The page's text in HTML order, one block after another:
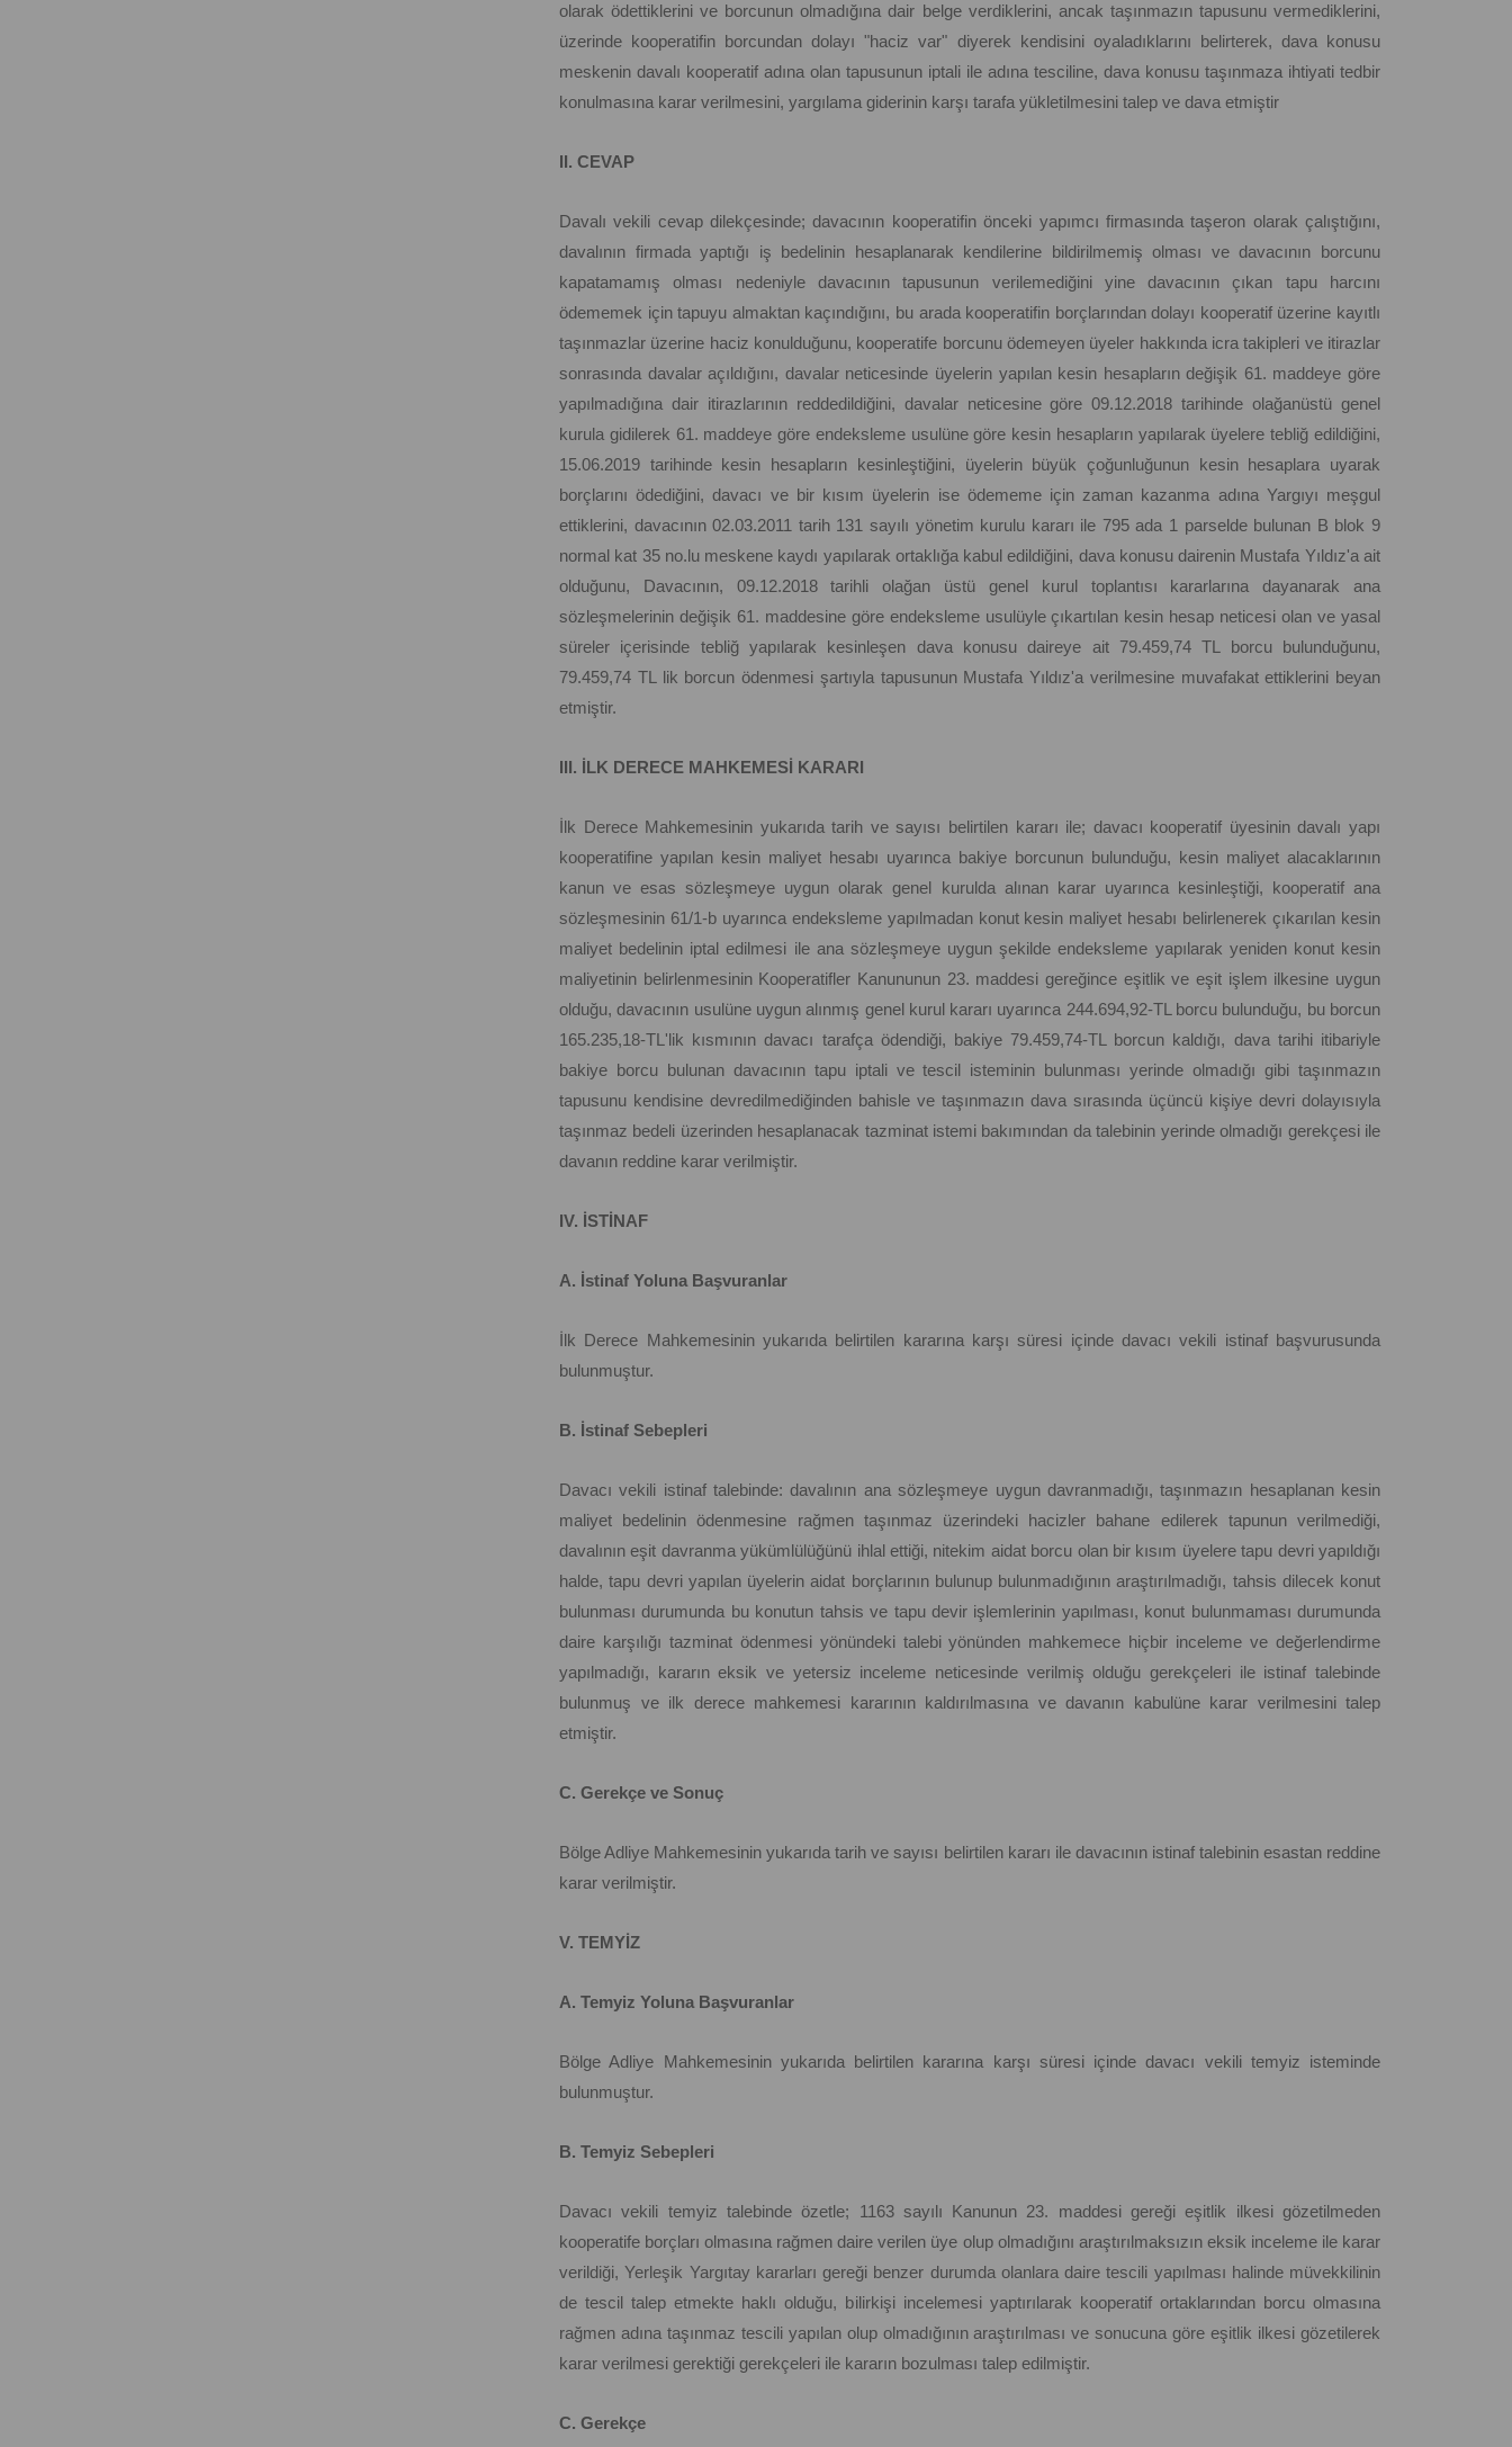
olarak ödettiklerini ve borcunun olmadığına dair belge verdiklerini, ancak taşınmazın tapusunu vermediklerini,
üzerinde kooperatifin borcundan dolayı "haciz var" diyerek kendisini oyaladıklarını belirterek, dava konusu
meskenin davalı kooperatif adına olan tapusunun iptali ile adına tesciline, dava konusu taşınmaza ihtiyati tedbir
konulmasına karar verilmesini, yargılama giderinin karşı tarafa yükletilmesini talep ve dava etmiştir
II. CEVAP
Davalı vekili cevap dilekçesinde; davacının kooperatifin önceki yapımcı firmasında taşeron olarak çalıştığını,
davalının firmada yaptığı iş bedelinin hesaplanarak kendilerine bildirilmemiş olması ve davacının borcunu
kapatamamış olması nedeniyle davacının tapusunun verilemediğini yine davacının çıkan tapu harcını
ödememek için tapuyu almaktan kaçındığını, bu arada kooperatifin borçlarından dolayı kooperatif üzerine kayıtlı
taşınmazlar üzerine haciz konulduğunu, kooperatife borcunu ödemeyen üyeler hakkında icra takipleri ve itirazlar
sonrasında davalar açıldığını, davalar neticesinde üyelerin yapılan kesin hesapların değişik 61. maddeye göre
yapılmadığına dair itirazlarının reddedildiğini, davalar neticesine göre 09.12.2018 tarihinde olağanüstü genel
kurula gidilerek 61. maddeye göre endeksleme usulüne göre kesin hesapların yapılarak üyelere tebliğ edildiğini,
15.06.2019 tarihinde kesin hesapların kesinleştiğini, üyelerin büyük çoğunluğunun kesin hesaplara uyarak
borçlarını ödediğini, davacı ve bir kısım üyelerin ise ödememe için zaman kazanma adına Yargıyı meşgul
ettiklerini, davacının 02.03.2011 tarih 131 sayılı yönetim kurulu kararı ile 795 ada 1 parselde bulunan B blok 9
normal kat 35 no.lu meskene kaydı yapılarak ortaklığa kabul edildiğini, dava konusu dairenin Mustafa Yıldız'a ait
olduğunu, Davacının, 09.12.2018 tarihli olağan üstü genel kurul toplantısı kararlarına dayanarak ana
sözleşmelerinin değişik 61. maddesine göre endeksleme usulüyle çıkartılan kesin hesap neticesi olan ve yasal
süreler içerisinde tebliğ yapılarak kesinleşen dava konusu daireye ait 79.459,74 TL borcu bulunduğunu,
79.459,74 TL lik borcun ödenmesi şartıyla tapusunun Mustafa Yıldız'a verilmesine muvafakat ettiklerini beyan
etmiştir.
III. İLK DERECE MAHKEMESİ KARARI
İlk Derece Mahkemesinin yukarıda tarih ve sayısı belirtilen kararı ile; davacı kooperatif üyesinin davalı yapı
kooperatifine yapılan kesin maliyet hesabı uyarınca bakiye borcunun bulunduğu, kesin maliyet alacaklarının
kanun ve esas sözleşmeye uygun olarak genel kurulda alınan karar uyarınca kesinleştiği, kooperatif ana
sözleşmesinin 61/1-b uyarınca endeksleme yapılmadan konut kesin maliyet hesabı belirlenerek çıkarılan kesin
maliyet bedelinin iptal edilmesi ile ana sözleşmeye uygun şekilde endeksleme yapılarak yeniden konut kesin
maliyetinin belirlenmesinin Kooperatifler Kanununun 23. maddesi gereğince eşitlik ve eşit işlem ilkesine uygun
olduğu, davacının usulüne uygun alınmış genel kurul kararı uyarınca 244.694,92-TL borcu bulunduğu, bu borcun
165.235,18-TL'lik kısmının davacı tarafça ödendiği, bakiye 79.459,74-TL borcun kaldığı, dava tarihi itibariyle
bakiye borcu bulunan davacının tapu iptali ve tescil isteminin bulunması yerinde olmadığı gibi taşınmazın
tapusunu kendisine devredilmediğinden bahisle ve taşınmazın dava sırasında üçüncü kişiye devri dolayısıyla
taşınmaz bedeli üzerinden hesaplanacak tazminat istemi bakımından da talebinin yerinde olmadığı gerekçesi ile
davanın reddine karar verilmiştir.
IV. İSTİNAF
A. İstinaf Yoluna Başvuranlar
İlk Derece Mahkemesinin yukarıda belirtilen kararına karşı süresi içinde davacı vekili istinaf başvurusunda
bulunmuştur.
B. İstinaf Sebepleri
Davacı vekili istinaf talebinde: davalının ana sözleşmeye uygun davranmadığı, taşınmazın hesaplanan kesin
maliyet bedelinin ödenmesine rağmen taşınmaz üzerindeki hacizler bahane edilerek tapunun verilmediği,
davalının eşit davranma yükümlülüğünü ihlal ettiği, nitekim aidat borcu olan bir kısım üyelere tapu devri yapıldığı
halde, tapu devri yapılan üyelerin aidat borçlarının bulunup bulunmadığının araştırılmadığı, tahsis dilecek konut
bulunması durumunda bu konutun tahsis ve tapu devir işlemlerinin yapılması, konut bulunmaması durumunda
daire karşılığı tazminat ödenmesi yönündeki talebi yönünden mahkemece hiçbir inceleme ve değerlendirme
yapılmadığı, kararın eksik ve yetersiz inceleme neticesinde verilmiş olduğu gerekçeleri ile istinaf talebinde
bulunmuş ve ilk derece mahkemesi kararının kaldırılmasına ve davanın kabulüne karar verilmesini talep
etmiştir.
C. Gerekçe ve Sonuç
Bölge Adliye Mahkemesinin yukarıda tarih ve sayısı belirtilen kararı ile davacının istinaf talebinin esastan reddine
karar verilmiştir.
V. TEMYİZ
A. Temyiz Yoluna Başvuranlar
Bölge Adliye Mahkemesinin yukarıda belirtilen kararına karşı süresi içinde davacı vekili temyiz isteminde
bulunmuştur.
B. Temyiz Sebepleri
Davacı vekili temyiz talebinde özetle; 1163 sayılı Kanunun 23. maddesi gereği eşitlik ilkesi gözetilmeden
kooperatife borçları olmasına rağmen daire verilen üye olup olmadığını araştırılmaksızın eksik inceleme ile karar
verildiği, Yerleşik Yargıtay kararları gereği benzer durumda olanlara daire tescili yapılması halinde müvekkilinin
de tescil talep etmekte haklı olduğu, bilirkişi incelemesi yaptırılarak kooperatif ortaklarından borcu olmasına
rağmen adına taşınmaz tescili yapılan olup olmadığının araştırılması ve sonucuna göre eşitlik ilkesi gözetilerek
karar verilmesi gerektiği gerekçeleri ile kararın bozulması talep edilmiştir.
C. Gerekçe